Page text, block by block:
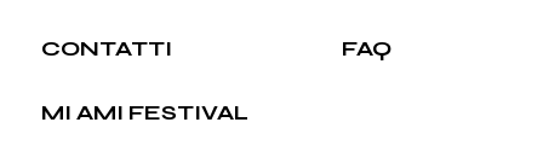
CONTATTI FAQ
MI AMI FESTIVAL